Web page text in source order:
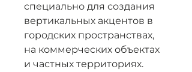
специально для создания
вертикальных акцентов в
городских пространствах,
на коммерческих объектах
и частных территориях.